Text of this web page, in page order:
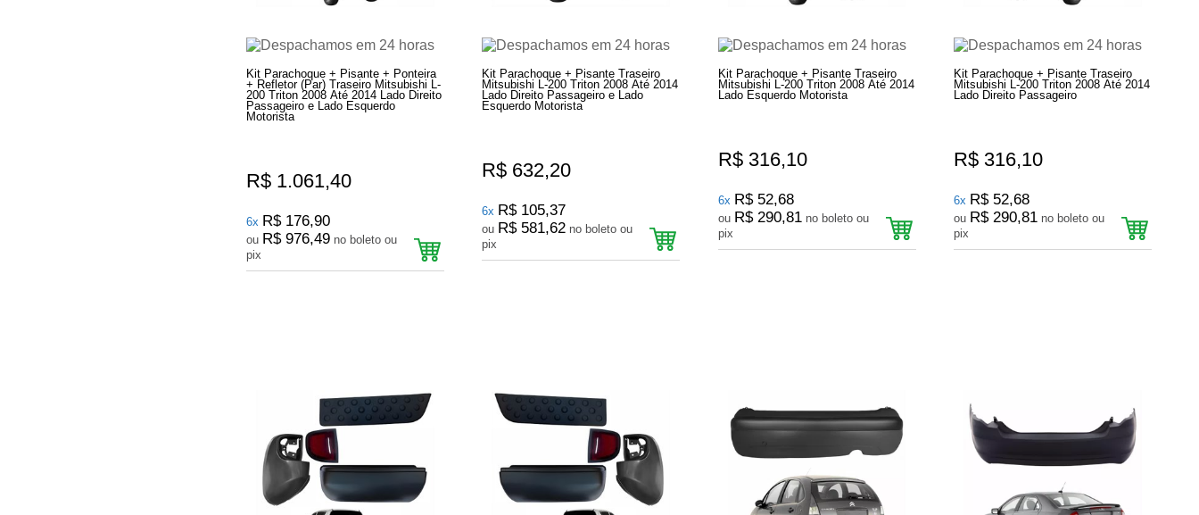
Kit Parachoque + Pisante + Ponteira
+ Refletor (Par) Traseiro Mitsubishi L-
200 Triton 2008 Até 2014 Lado Direito
Passageiro e Lado Esquerdo
Motorista
R$ 1.061,40
6x R$ 176,90
ou R$ 976,49 no boleto ou
pix
Kit Parachoque + Pisante Traseiro
Mitsubishi L-200 Triton 2008 Até 2014
Lado Direito Passageiro e Lado
Esquerdo Motorista
R$ 632,20
6x R$ 105,37
ou R$ 581,62 no boleto ou
pix
Kit Parachoque + Pisante Traseiro
Mitsubishi L-200 Triton 2008 Até 2014
Lado Esquerdo Motorista
R$ 316,10
6x R$ 52,68
ou R$ 290,81 no boleto ou
pix
Kit Parachoque + Pisante Traseiro
Mitsubishi L-200 Triton 2008 Até 2014
Lado Direito Passageiro
R$ 316,10
6x R$ 52,68
ou R$ 290,81 no boleto ou
pix